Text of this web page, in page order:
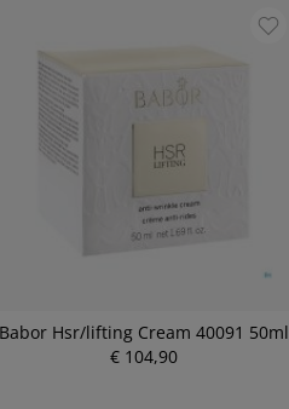
Babor Hsr/lifting Cream 40091 50ml
€ 104,90